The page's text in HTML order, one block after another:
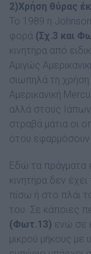
2)Χρήση θύρας
Το 1989 η
φορά (Σχ.3 και
κινητήρα από
Αµιγώς
σιωπηλά τη
Αµερικανική
αλλά στους
στραβά µάτια οι
ότου εφαρµόσουν
Εδώ τα πράγµατα
κινητήρα δεν
πίσω ή στο πλάι
του. Σε κάποιες
(Φωτ.13) ενώ σε
µικρού µήκους